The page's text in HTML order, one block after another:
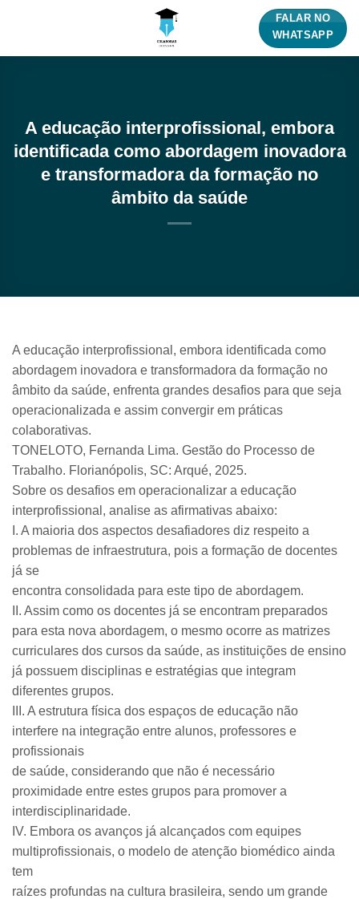
FALAR NO
WHATSAPP
A educação interprofissional, embora
identificada como abordagem inovadora
e transformadora da formação no
âmbito da saúde
A educação interprofissional, embora identificada como
abordagem inovadora e transformadora da formação no
âmbito da saúde, enfrenta grandes desafios para que seja
operacionalizada e assim convergir em práticas
colaborativas.
TONELOTO, Fernanda Lima. Gestão do Processo de
Trabalho. Florianópolis, SC: Arqué, 2025.
Sobre os desafios em operacionalizar a educação
interprofissional, analise as afirmativas abaixo:
I. A maioria dos aspectos desafiadores diz respeito a
problemas de infraestrutura, pois a formação de docentes
já se
encontra consolidada para este tipo de abordagem.
II. Assim como os docentes já se encontram preparados
para esta nova abordagem, o mesmo ocorre as matrizes
curriculares dos cursos da saúde, as instituições de ensino
já possuem disciplinas e estratégias que integram
diferentes grupos.
III. A estrutura física dos espaços de educação não
interfere na integração entre alunos, professores e
profissionais
de saúde, considerando que não é necessário
proximidade entre estes grupos para promover a
interdisciplinaridade.
IV. Embora os avanços já alcançados com equipes
multiprofissionais, o modelo de atenção biomédico ainda
tem
raízes profundas na cultura brasileira, sendo um grande